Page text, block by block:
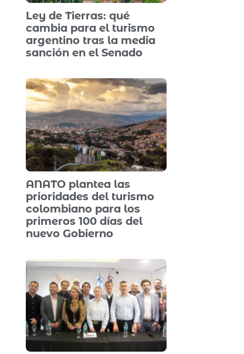
Ley de Tierras: qué
cambia para el turismo
argentino tras la media
sanción en el Senado
ANATO plantea las
prioridades del turismo
colombiano para los
primeros 100 días del
nuevo Gobierno